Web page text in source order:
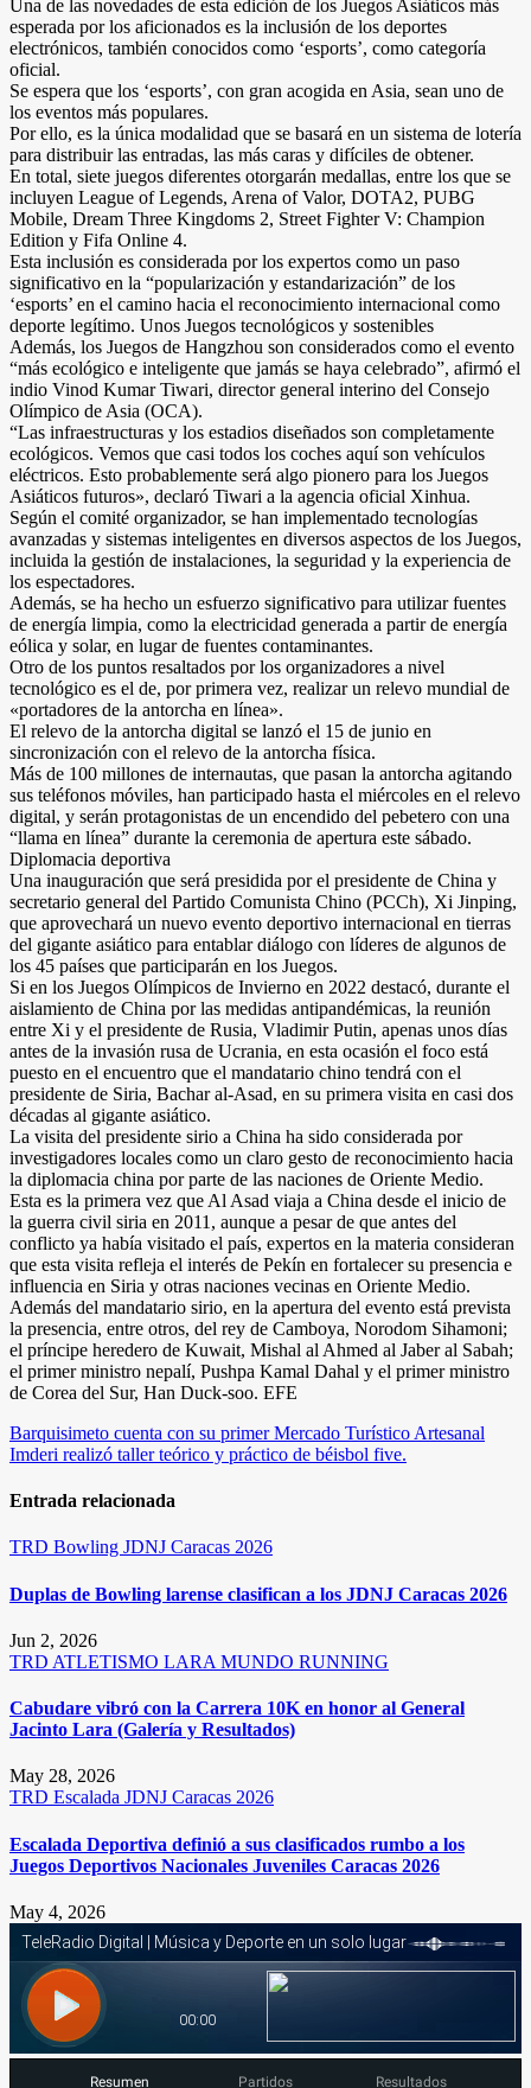
Una de las novedades de esta edición de los Juegos Asiáticos más
esperada por los aficionados es la inclusión de los deportes
electrónicos, también conocidos como ‘esports’, como categoría
oficial.
Se espera que los ‘esports’, con gran acogida en Asia, sean uno de
los eventos más populares.
Por ello, es la única modalidad que se basará en un sistema de lotería
para distribuir las entradas, las más caras y difíciles de obtener.
En total, siete juegos diferentes otorgarán medallas, entre los que se
incluyen League of Legends, Arena of Valor, DOTA2, PUBG
Mobile, Dream Three Kingdoms 2, Street Fighter V: Champion
Edition y Fifa Online 4.
Esta inclusión es considerada por los expertos como un paso
significativo en la “popularización y estandarización” de los
‘esports’ en el camino hacia el reconocimiento internacional como
deporte legítimo. Unos Juegos tecnológicos y sostenibles
Además, los Juegos de Hangzhou son considerados como el evento
“más ecológico e inteligente que jamás se haya celebrado”, afirmó el
indio Vinod Kumar Tiwari, director general interino del Consejo
Olímpico de Asia (OCA).
“Las infraestructuras y los estadios diseñados son completamente
ecológicos. Vemos que casi todos los coches aquí son vehículos
eléctricos. Esto probablemente será algo pionero para los Juegos
Asiáticos futuros», declaró Tiwari a la agencia oficial Xinhua.
Según el comité organizador, se han implementado tecnologías
avanzadas y sistemas inteligentes en diversos aspectos de los Juegos,
incluida la gestión de instalaciones, la seguridad y la experiencia de
los espectadores.
Además, se ha hecho un esfuerzo significativo para utilizar fuentes
de energía limpia, como la electricidad generada a partir de energía
eólica y solar, en lugar de fuentes contaminantes.
Otro de los puntos resaltados por los organizadores a nivel
tecnológico es el de, por primera vez, realizar un relevo mundial de
«portadores de la antorcha en línea».
El relevo de la antorcha digital se lanzó el 15 de junio en
sincronización con el relevo de la antorcha física.
Más de 100 millones de internautas, que pasan la antorcha agitando
sus teléfonos móviles, han participado hasta el miércoles en el relevo
digital, y serán protagonistas de un encendido del pebetero con una
“llama en línea” durante la ceremonia de apertura este sábado.
Diplomacia deportiva
Una inauguración que será presidida por el presidente de China y
secretario general del Partido Comunista Chino (PCCh), Xi Jinping,
que aprovechará un nuevo evento deportivo internacional en tierras
del gigante asiático para entablar diálogo con líderes de algunos de
los 45 países que participarán en los Juegos.
Si en los Juegos Olímpicos de Invierno en 2022 destacó, durante el
aislamiento de China por las medidas antipandémicas, la reunión
entre Xi y el presidente de Rusia, Vladimir Putin, apenas unos días
antes de la invasión rusa de Ucrania, en esta ocasión el foco está
puesto en el encuentro que el mandatario chino tendrá con el
presidente de Siria, Bachar al-Asad, en su primera visita en casi dos
décadas al gigante asiático.
La visita del presidente sirio a China ha sido considerada por
investigadores locales como un claro gesto de reconocimiento hacia
la diplomacia china por parte de las naciones de Oriente Medio.
Esta es la primera vez que Al Asad viaja a China desde el inicio de
la guerra civil siria en 2011, aunque a pesar de que antes del
conflicto ya había visitado el país, expertos en la materia consideran
que esta visita refleja el interés de Pekín en fortalecer su presencia e
influencia en Siria y otras naciones vecinas en Oriente Medio.
Además del mandatario sirio, en la apertura del evento está prevista
la presencia, entre otros, del rey de Camboya, Norodom Sihamoni;
el príncipe heredero de Kuwait, Mishal al Ahmed al Jaber al Sabah;
el primer ministro nepalí, Pushpa Kamal Dahal y el primer ministro
de Corea del Sur, Han Duck-soo. EFE
Navegación
de
entradas
Barquisimeto cuenta con su primer Mercado Turístico Artesanal
Imderi realizó taller teórico y práctico de béisbol five.
Entrada relacionada
TRD Bowling JDNJ Caracas 2026
Duplas de Bowling larense clasifican a los JDNJ Caracas 2026
Jun 2, 2026
TRD ATLETISMO LARA MUNDO RUNNING
Cabudare vibró con la Carrera 10K en honor al General
Jacinto Lara (Galería y Resultados)
May 28, 2026
TRD Escalada JDNJ Caracas 2026
Escalada Deportiva definió a sus clasificados rumbo a los
Juegos Deportivos Nacionales Juveniles Caracas 2026
May 4, 2026
Resumen Partidos Resultados